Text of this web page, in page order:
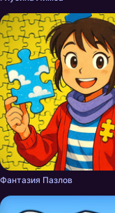
Фантазия Пазлов